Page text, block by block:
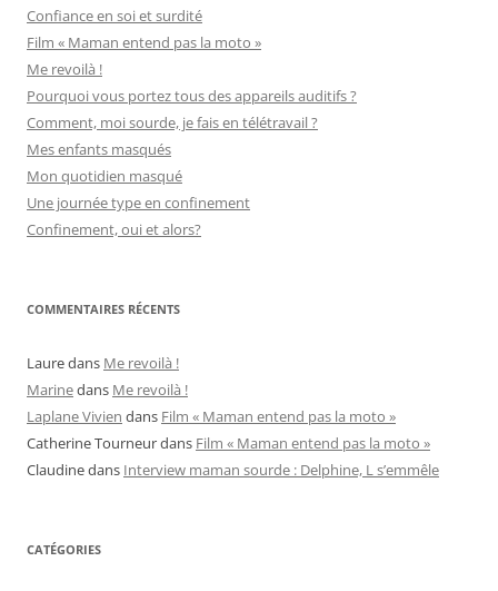
Confiance en soi et surdité
Film « Maman entend pas la moto »
Me revoilà !
Pourquoi vous portez tous des appareils auditifs ?
Comment, moi sourde, je fais en télétravail ?
Mes enfants masqués
Mon quotidien masqué
Une journée type en confinement
Confinement, oui et alors?
COMMENTAIRES RÉCENTS
Lauredans Me revoilà !
Marinedans Me revoilà !
Laplane Vivien dans Film « Maman entend pas la moto »
Catherine Tourneurdans Film « Maman entend pas la moto »
Claudinedans Interview maman sourde : Delphine, L s’emmêle
CATÉGORIES